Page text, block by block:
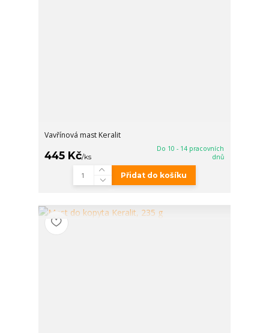
Vavřínová mast Keralit
445 Kč/ks
Do 10 - 14 pracovních
dnů
Přidat do košíku